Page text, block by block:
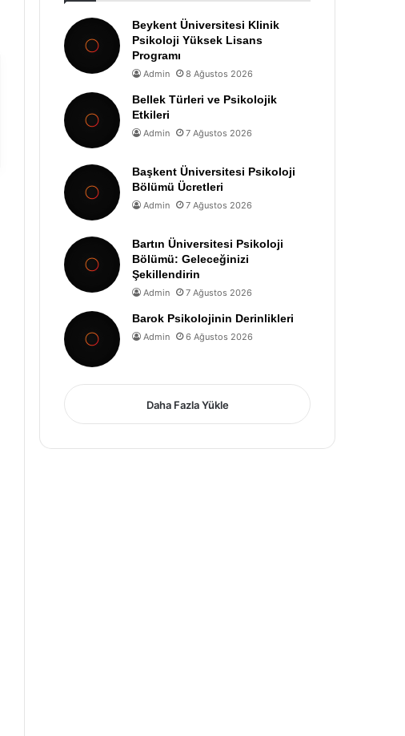
Beykent Üniversitesi Klinik
Psikoloji Yüksek Lisans
Programı
Admin 8 Ağustos 2026
Bellek Türleri ve Psikolojik
Etkileri
Admin 7 Ağustos 2026
Başkent Üniversitesi Psikoloji
Bölümü Ücretleri
Admin 7 Ağustos 2026
Bartın Üniversitesi Psikoloji
Bölümü: Geleceğinizi
Şekillendirin
Admin 7 Ağustos 2026
Barok Psikolojinin Derinlikleri
Admin 6 Ağustos 2026
Daha Fazla Yükle